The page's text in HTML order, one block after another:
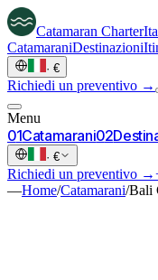
Catamaran Charter
CatamaraniDestinazioni
· €
Richiedi un preventivo →
Menu
01Catamarani02
· €
Richiedi un preventivo →
—Home/Catamarani/Bali